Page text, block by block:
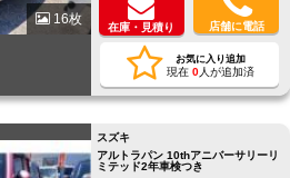
16枚
在庫・見積り 店舗に電話
お気に入り追加
現在 0人が追加済
スズキ
アルトラパン 10thアニバーサリーリ
ミテッド2年車検つき